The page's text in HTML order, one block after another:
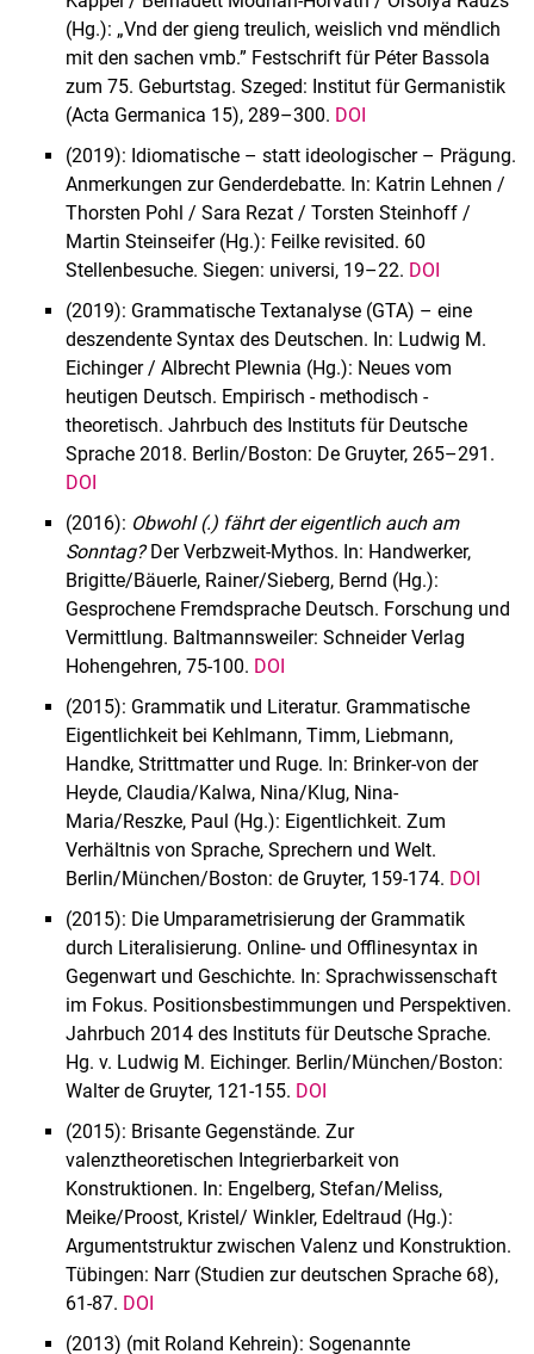
(Hg.): „Vnd der gieng treulich, weislich vnd mëndlich
mit den sachen vmb.” Festschrift für Péter Bassola
zum 75. Geburtstag. Szeged: Institut für Germanistik
(Acta Germanica 15), 289–300. DOI
(2019): Idiomatische – statt ideologischer – Prägung.
Anmerkungen zur Genderdebatte. In: Katrin Lehnen /
Thorsten Pohl / Sara Rezat / Torsten Steinhoff /
Martin Steinseifer (Hg.): Feilke revisited. 60
Stellenbesuche. Siegen: universi, 19–22. DOI
(2019): Grammatische Textanalyse (GTA) – eine
deszendente Syntax des Deutschen. In: Ludwig M.
Eichinger / Albrecht Plewnia (Hg.): Neues vom
heutigen Deutsch. Empirisch - methodisch -
theoretisch. Jahrbuch des Instituts für Deutsche
Sprache 2018. Berlin/Boston: De Gruyter, 265–291.
DOI
(2016): Obwohl (.) fährt der eigentlich auch am
Sonntag?Der Verbzweit-Mythos. In: Handwerker,
Brigitte/Bäuerle, Rainer/Sieberg, Bernd (Hg.):
Gesprochene Fremdsprache Deutsch. Forschung und
Vermittlung. Baltmannsweiler: Schneider Verlag
Hohengehren, 75-100. DOI
(2015): Grammatik und Literatur. Grammatische
Eigentlichkeit bei Kehlmann, Timm, Liebmann,
Handke, Strittmatter und Ruge. In: Brinker-von der
Heyde, Claudia/Kalwa, Nina/Klug, Nina-
Maria/Reszke, Paul (Hg.): Eigentlichkeit. Zum
Verhältnis von Sprache, Sprechern und Welt.
Berlin/München/Boston: de Gruyter, 159-174. DOI
(2015): Die Umparametrisierung der Grammatik
durch Literalisierung. Online- und Offlinesyntax in
Gegenwart und Geschichte. In: Sprachwissenschaft
im Fokus. Positionsbestimmungen und Perspektiven.
Jahrbuch 2014 des Instituts für Deutsche Sprache.
Hg. v. Ludwig M. Eichinger. Berlin/München/Boston:
Walter de Gruyter, 121-155. DOI
(2015): Brisante Gegenstände. Zur
valenztheoretischen Integrierbarkeit von
Konstruktionen. In: Engelberg, Stefan/Meliss,
Meike/Proost, Kristel/ Winkler, Edeltraud (Hg.):
Argumentstruktur zwischen Valenz und Konstruktion.
Tübingen: Narr (Studien zur deutschen Sprache 68),
61-87. DOI
(2013) (mit Roland Kehrein): Sogenannte